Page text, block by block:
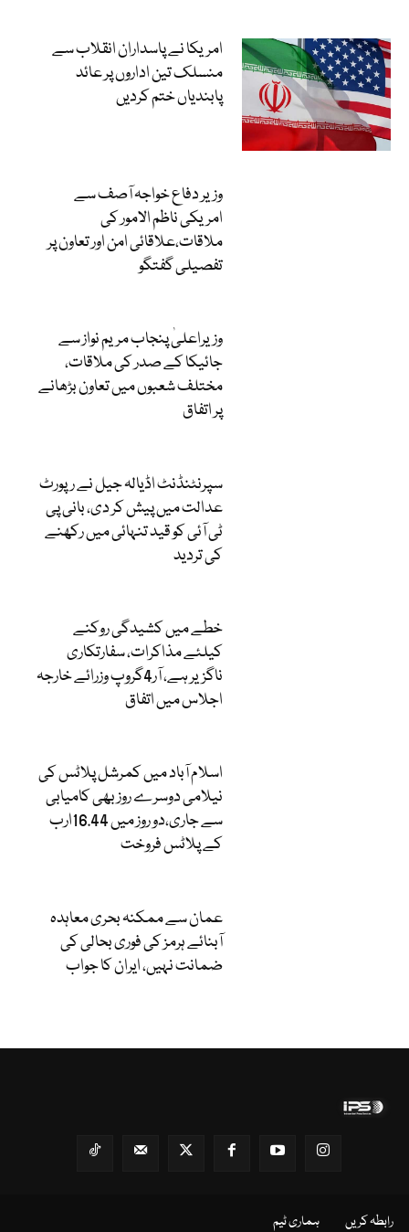
امریکا نے پاسداران انقلاب سے
منسلک تین اداروں پر عائد
پابندیاں ختم کردیں
وزیر دفاع خواجہ آصف سے
امریکی ناظم الامور کی
ملاقات،علاقائی امن اور تعاون پر
تفصیلی گفتگو
وزیراعلیٰ پنجاب مریم نواز سے
جائیکا کے صدر کی ملاقات،
مختلف شعبوں میں تعاون بڑھانے
پر اتفاق
سپرنٹنڈنٹ اڈیالہ جیل نے رپورٹ
عدالت میں پیش کر دی، بانی پی
ٹی آئی کو قید تنہائی میں رکھنے
کی تردید
خطے میں کشیدگی روکنے
کیلئے مذاکرات، سفارتکاری
ناگزیر ہے، آر4گروپ وزرائے خارجہ
اجلاس میں اتفاق
اسلام آباد میں کمرشل پلاٹس کی
نیلامی دوسرے روز بھی کامیابی
سے جاری،دو روز میں 16.44ارب
کے پلاٹس فروخت
عمان سے ممکنہ بحری معاہدہ
آبنائے ہرمز کی فوری بحالی کی
ضمانت نہیں، ایران کا جواب
رابطہ کریں ہماری ٹیم